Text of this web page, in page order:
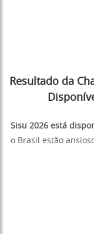
Resultado da
Sisu 2026 está
o Brasil estão